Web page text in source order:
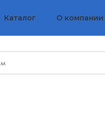
Каталог О компании